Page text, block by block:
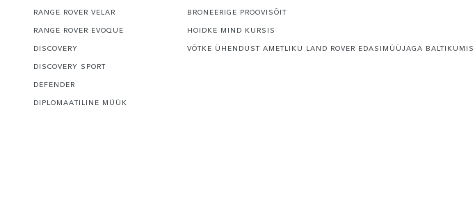
RANGE ROVER VELAR
RANGE ROVER EVOQUE
DISCOVERY
DISCOVERY SPORT
DEFENDER
DIPLOMAATILINE MÜÜK
BRONEERIGE PROOVISÕIT
HOIDKE MIND KURSIS
VÕTKE ÜHENDUST AMETLIKU LAND ROVER EDASIMÜÜJAGA BALTIKUMIS